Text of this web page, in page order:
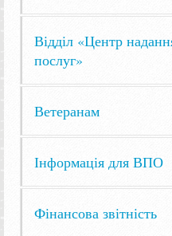
Відділ «Центр
послуг»
Ветеранам
Інформація для ВПО
Фінансова звітність